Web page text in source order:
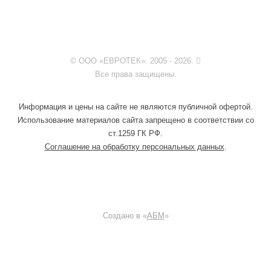
© ООО «ЕВРОТЕК». 2005 - 2026.
Все права защищены.
Информация и цены на сайте не являются публичной офертой.
Использование материалов сайта запрещено в соответствии со
ст.1259 ГК РФ.
Соглашение на обработку персональных данных
Создано в «АБМ »